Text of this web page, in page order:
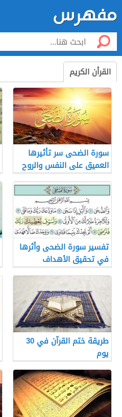
القرأن الكريم
سورة الضحى سر تأثيرها
العميق على النفس والروح
تفسير سورة الضحى وأثرها
في تحقيق الأهداف
طريقة ختم القرآن في 30
يوم